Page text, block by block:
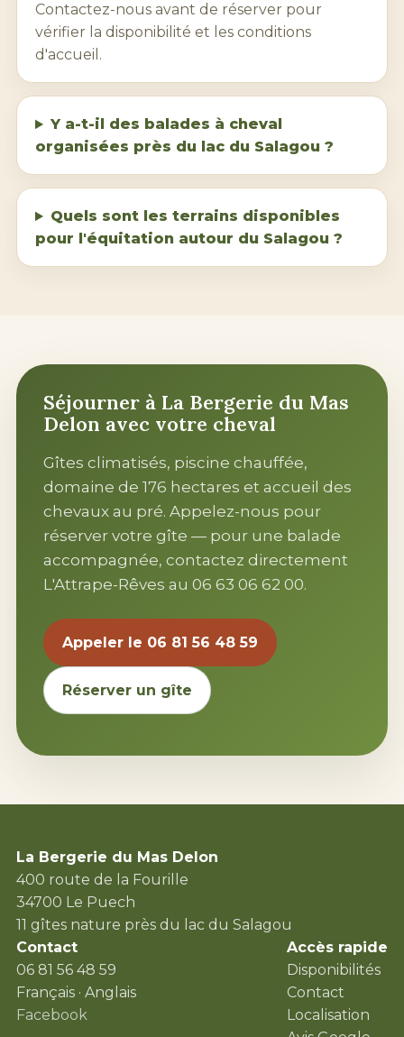
Contactez-nous avant de réserver pour
vérifier la disponibilité et les conditions
d'accueil.
Y a-t-il des balades à cheval
organisées près du
lac du Salagou ?
Quels sont les terrains disponibles
pour l'équitation autour du Salagou ?
Séjourner à La Bergerie du Mas
Delon avec votre cheval
Gîtes climatisés, piscine chauffée,
domaine de 176 hectares et accueil des
chevaux au pré. Appelez-nous pour
réserver votre gîte — pour une balade
accompagnée, contactez directement
L'Attrape-Rêves au 06 63 06 62 00.
Appeler le 06 81 56 48 59
Réserver un gîte
La Bergerie du Mas Delon
400 route de la Fourille
34700 Le Puech
11 gîtes nature près du lac du Salagou
Contact
06 81 56 48 59
Français · Anglais
Facebook
Accès rapide
Disponibilités
Contact
Localisation